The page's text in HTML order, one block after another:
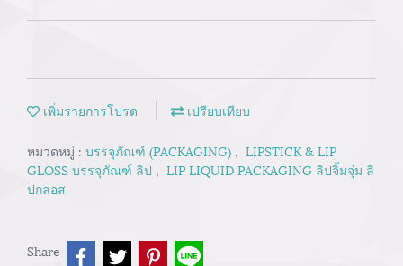
เพิ่มรายการโปรด เปรียบเทียบ
หมวดหมู่ : บรรจุภัณฑ์ (PACKAGING) , LIPSTICK & LIP
GLOSS บรรจุภัณฑ์ ลิป , LIP LIQUID PACKAGING ลิปจิ้มจุ่ม ลิ
ปกลอส
Share